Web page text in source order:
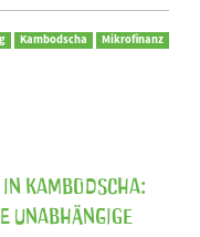
Kambodscha Mikrofinanz
Kambodscha:
unabhängige